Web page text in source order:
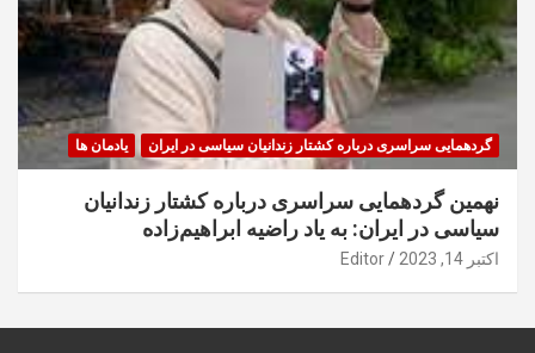
گردهمایی سراسری درباره کشتار زندانیان سیاسی در ایران یادمان ها
نهمین گردهمایی سراسری درباره کشتار زندانیان
سیاسی در ایران: به یاد راضیه ابراهیم‌زاده
اکتبر 14, 2023 Editor